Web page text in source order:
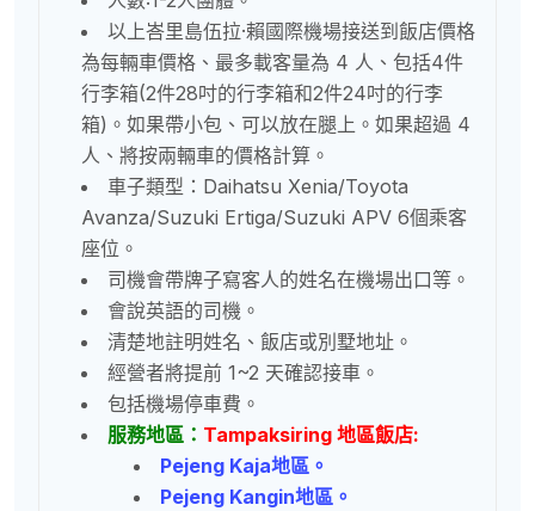
以上峇里島伍拉·賴國際機場接送到飯店價格
為每輛車價格、最多載客量為 4 人、包括4件
行李箱(2件28吋的行李箱和2件24吋的行李
箱)。如果帶小包、可以放在腿上。如果超過 4
人、將按兩輛車的價格計算。
車子類型：Daihatsu Xenia/Toyota
Avanza/Suzuki Ertiga/Suzuki APV 6個乘客
座位。
司機會帶牌子寫客人的姓名在機場出口等。
會說英語的司機。
清楚地註明姓名、飯店或別墅地址。
經營者將提前 1~2 天確認接車。
包括機場停車費。
服務地區： Tampaksiring 地區飯店:
Pejeng Kaja地區。
Pejeng Kangin地區。